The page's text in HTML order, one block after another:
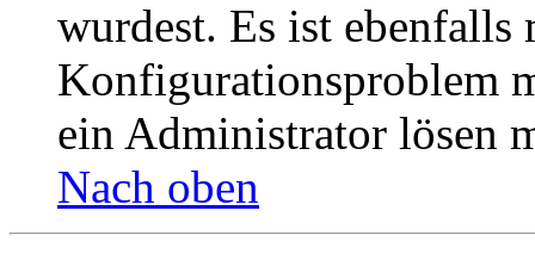
wurdest. Es ist ebenfalls
Konfigurationsproblem
ein Administrator lösen
Nach oben